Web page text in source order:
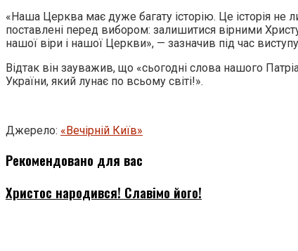
«Наша Церква має дуже багату історію. Це історія не
поставлені перед вибором: залишитися вірними
нашої віри і нашої Церкви», — зазначив під час виступу
Відтак він зауважив, що «сьогодні слова нашого
України, який лунає по всьому світі!».
Джерело: «Вечірній Київ»
Рекомендовано для вас
Христос народився! Славімо його!